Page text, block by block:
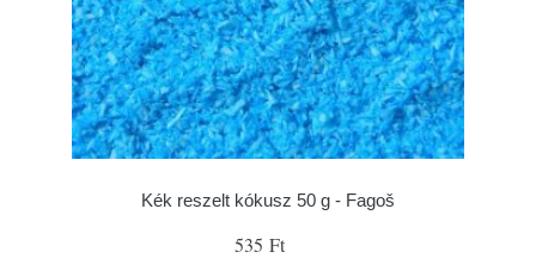
Kék reszelt kókusz 50 g - Fagoš
535 Ft